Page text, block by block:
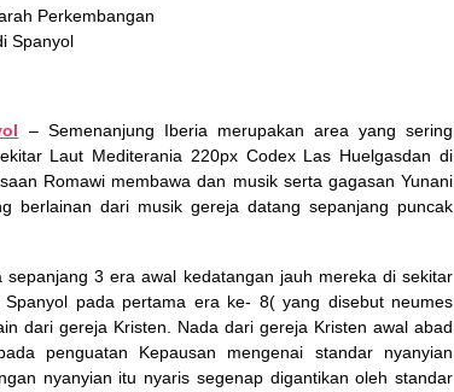
– Semenanjung Iberia merupakan area yang sering
Laut Mediterania 220px Codex Las Huelgasdan di
Romawi membawa dan musik serta gagasan Yunani
berlainan dari musik gereja datang sepanjang puncak
3 era awal kedatangan jauh mereka di sekitar
pada pertama era ke- 8( yang disebut neumes
dari gereja Kristen. Nada dari gereja Kristen awal abad
penguatan Kepausan mengenai standar nyanyian
nyanyian itu nyaris segenap digantikan oleh standar